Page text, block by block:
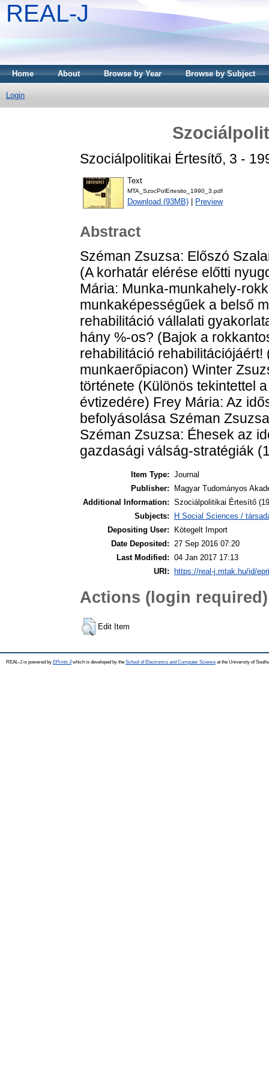
REAL-J
Home About Browse by Year Browse by Subject
Login
Szociálpolitikai Értesítő, 3 -
Text
MTA_SzocPolErtesito_1990_3.pdf
Download (93MB) Preview
Abstract
Széman Zsuzsa: Előszó
(A korhatár elérése előtti
Mária: Munka-munkahely-
munkaképességűek a belső
rehabilitáció vállalati
hány %-os? (Bajok a
rehabilitáció
munkaerőpiacon) Winter
története (Különös tekintettel
évtizedére) Frey Mária: Az
befolyásolása Széman
Széman Zsuzsa: Éhesek az
gazdasági válság-stratégiák
Item Type: Journal
Publisher:
Magyar Tudományos
Additional Information: Szociálpolitikai Értesítő
Subjects:
H Social Sciences /
Depositing User:
Kötegelt Import
Date Deposited:
27 Sep 2016 07:20
Last Modified: 04 Jan 2017 17:13
URI: https://real-j.mtak.hu/id/
Actions (login required)
Edit Item
REAL-J is powered by EPrints 3which is developed by the School of Electronics and Computer Science at the University of